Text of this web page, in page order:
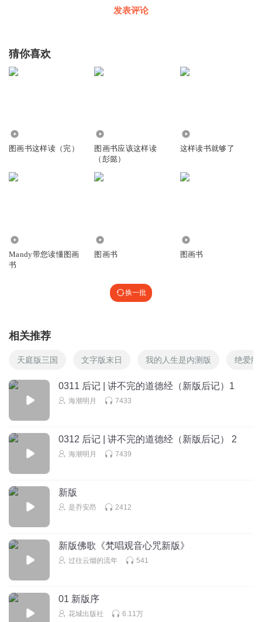
发表评论
猜你喜欢
图画书这样读（完）
图画书应该这样读
（彭懿）
这样读书就够了
Mandy带您读懂图画
书
图画书 图画书
换一批
相关推荐
天庭版三国 文字版末日 我的人生是内测版 绝爱版
0311 后记 | 讲不完的道德经（新版后记）1
海潮明月 7433
0312 后记 | 讲不完的道德经（新版后记） 2
海潮明月 7439
新版
是乔安昂 2412
新版佛歌《梵唱观音心咒新版》
过往云烟的流年 541
01 新版序
花城出版社 6.11万